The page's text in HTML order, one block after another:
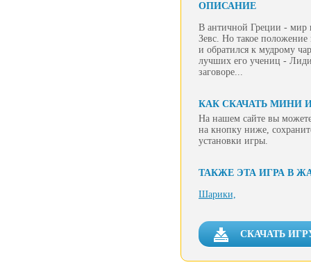
ОПИСАНИЕ
В античной Греции - мир
Зевс. Но такое
и обратился к мудрому
лучших его учениц -
заговоре...
КАК СКАЧАТЬ МИНИ
На нашем сайте вы
на кнопку ниже,
установки игры.
ТАКЖЕ ЭТА ИГРА В
Шарики,
СКАЧАТЬ